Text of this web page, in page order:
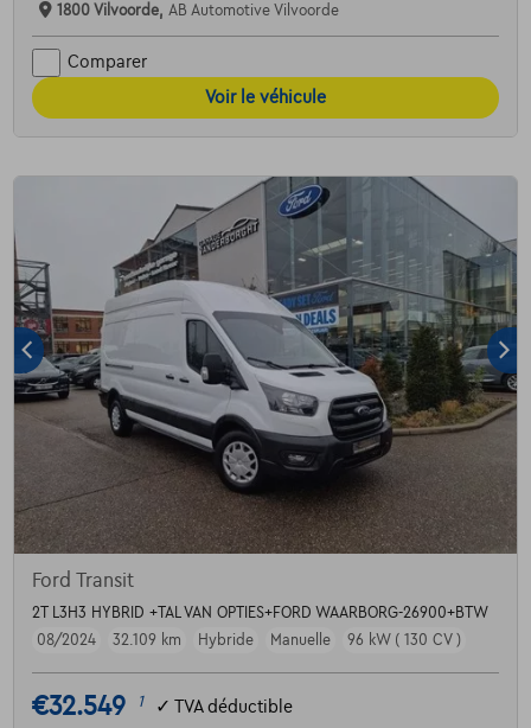
1800 Vilvoorde, AB Automotive Vilvoorde
Comparer
Voir le véhicule
Ford Transit
2T L3H3 HYBRID +TAL VAN OPTIES+FORD WAARBORG-26900+BTW
08/2024
32.109 km Hybride Manuelle 96 kW ( 130 CV )
€32.549 1 ✓ TVA déductible